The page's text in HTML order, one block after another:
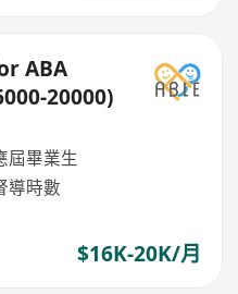
ABA
20000)
屆畢業生
導時數
$16K-20K/月